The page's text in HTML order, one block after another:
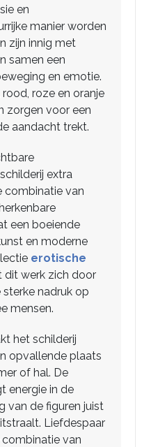
en
manier worden
zijn innig met
samen een
en emotie.
roze en oranje
zorgen voor een
aandacht trekt.
extra
combinatie van
een boeiende
en moderne
erotische
dit werk zich door
nadruk op
mensen.
het schilderij
opvallende plaats
of hal. De
energie in de
van de figuren juist
Liefdespaar
van